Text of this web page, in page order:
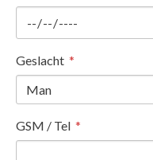
Geslacht
Man
GSM / Tel